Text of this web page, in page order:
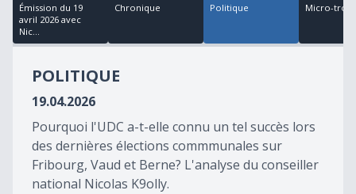
40
minutes,
16
seconds
Émission du 19
avril 2026 avec
Nic...
Chronique Politique Micro-
POLITIQUE
19.04.2026
Pourquoi l'UDC a-t-elle connu un tel succès lors
des dernières élections commmunales sur
Fribourg, Vaud et Berne? L'analyse du conseiller
national Nicolas K9olly.